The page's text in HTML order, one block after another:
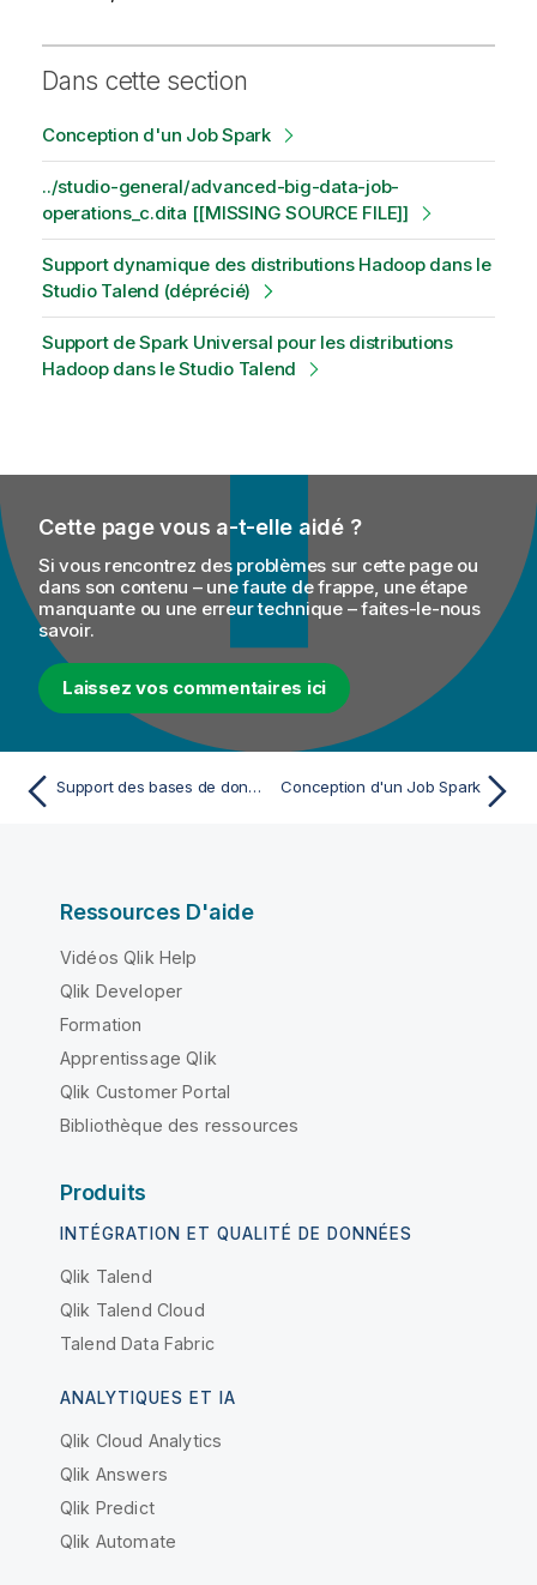
Dans cette section
Conception d'un Job Spark
../studio-general/advanced-big-data-job-
operations_c.dita [[MISSING SOURCE FILE]]
Support dynamique des distributions Hadoop dans le
Studio Talend (déprécié)
Support de Spark Universal pour les distributions
Hadoop dans le Studio Talend
Cette page vous a-t-elle aidé ?
Si vous rencontrez des problèmes sur cette page ou
dans son contenu – une faute de frappe, une étape
manquante ou une erreur technique – faites-le-nous
savoir.
Laissez vos commentaires ici
Support des bases de données pour le CDC Conception d'un Job Spark
Ressources D'aide
Vidéos Qlik Help
Qlik Developer
Formation
Apprentissage Qlik
Qlik Customer Portal
Bibliothèque des ressources
Produits
INTÉGRATION ET QUALITÉ DE DONNÉES
Qlik Talend
Qlik Talend Cloud
Talend Data Fabric
ANALYTIQUES ET IA
Qlik Cloud Analytics
Qlik Answers
Qlik Predict
Qlik Automate